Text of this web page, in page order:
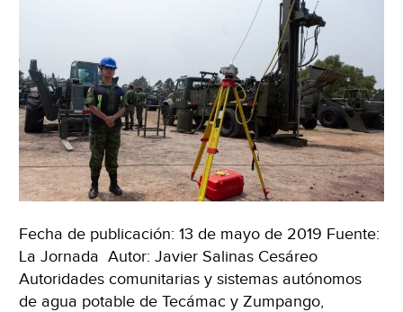
Fecha de publicación: 13 de mayo de 2019 Fuente:
La Jornada Autor: Javier Salinas Cesáreo
Autoridades comunitarias y sistemas autónomos
de agua potable de Tecámac y Zumpango,